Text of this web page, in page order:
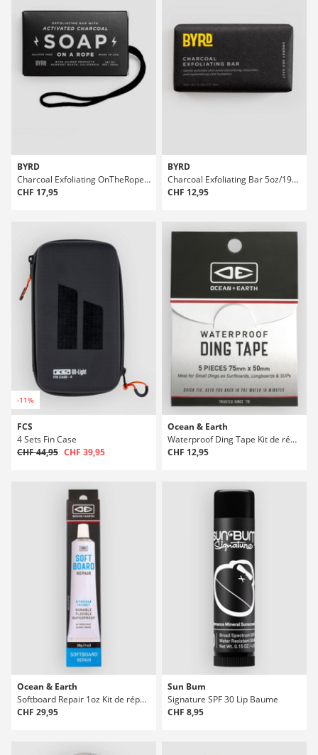
BYRD
Charcoal Exfoliating OnTheRope 9oz/266ml Savon
CHF 17,95
BYRD
Charcoal Exfoliating Bar 5oz/192ml Savon
CHF 12,95
-11%
FCS
4 Sets Fin Case
CHF 44,95 CHF 39,95
Ocean & Earth
Waterproof Ding Tape Kit de réparation surf
CHF 12,95
Ocean & Earth
Softboard Repair 1oz Kit de réparation surf
CHF 29,95
Sun Bum
Signature SPF 30 Lip Baume
CHF 8,95